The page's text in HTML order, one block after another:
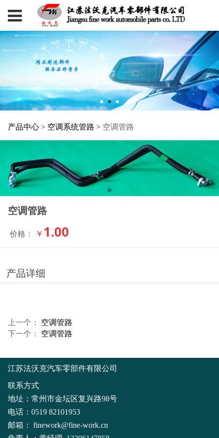
空调管路
产品中心> 空调系统管路 > 空调管路
空调管路
价格： ￥ 1.00
产品详细
上一个： 空调管路
下一个： 空调管路
江苏法沃克汽车零部件有限公司
联系方式
地址：常州市金坛区复兴路98号
电话：0519 82101953
邮箱：
finework@fine-work.cn